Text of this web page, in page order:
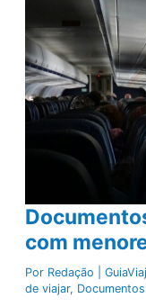
Argentina
com
Por Redação |
de viajar, Documentos